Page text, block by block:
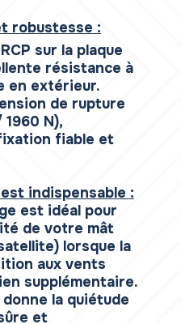
robustesse :
sur la plaque
résistance à
en extérieur.
de rupture
N),
fiable et
indispensable :
est idéal pour
de votre mât
lorsque la
aux vents
supplémentaire.
la quiétude
et